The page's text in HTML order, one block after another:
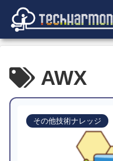
AWX
その他技術ナレッジ